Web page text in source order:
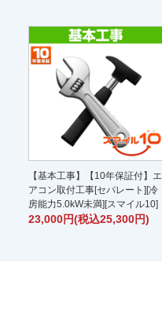
【基本工事】【10年保証付】エ
アコン取付工事[セパレート][冷
房能力5.0kW未満][スマイル10]
23,000円(税込25,300円)